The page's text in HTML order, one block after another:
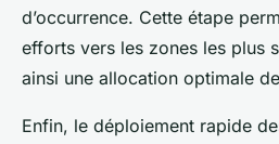
d’occurrence. Cette étape
efforts vers les zones les plus
ainsi une allocation optimale
Enfin, le déploiement rapide